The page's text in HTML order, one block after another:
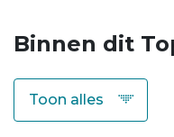
Binnen dit